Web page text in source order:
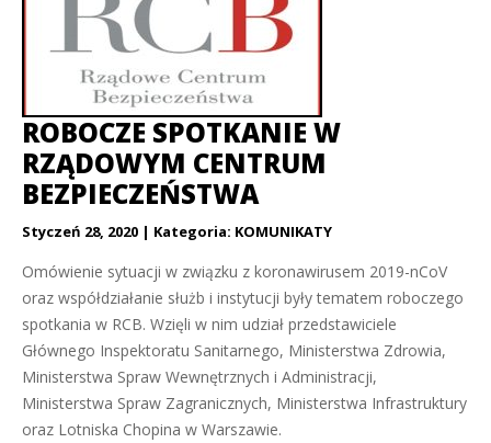
ROBOCZE SPOTKANIE W
RZĄDOWYM CENTRUM
BEZPIECZEŃSTWA
Styczeń 28, 2020 Kategoria: KOMUNIKATY
Omówienie sytuacji w związku z koronawirusem 2019-nCoV
oraz współdziałanie służb i instytucji były tematem roboczego
spotkania w RCB. Wzięli w nim udział przedstawiciele
Głównego Inspektoratu Sanitarnego, Ministerstwa Zdrowia,
Ministerstwa Spraw Wewnętrznych i Administracji,
Ministerstwa Spraw Zagranicznych, Ministerstwa Infrastruktury
oraz Lotniska Chopina w Warszawie.